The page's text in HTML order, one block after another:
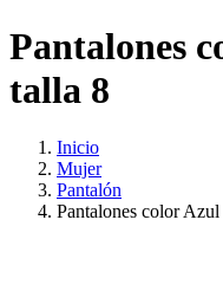
Pantalones
talla 8
Inicio
Mujer
Pantalón
Pantalones color